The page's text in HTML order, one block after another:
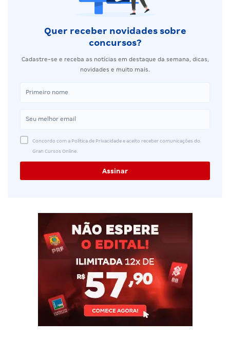
Quer receber novidades sobre
concursos?
Cadastre-se e receba as notícias em destaque da semana, dicas,
novidades e muito mais.
Concordo com a Política de Privacidade e aceito receber comunicações do
Gran Cursos Online.